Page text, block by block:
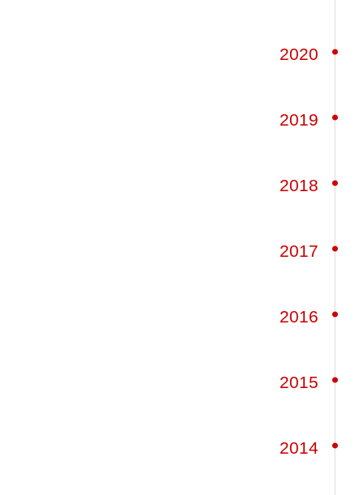
2020
2019
2018
2017
2016
2015
2014